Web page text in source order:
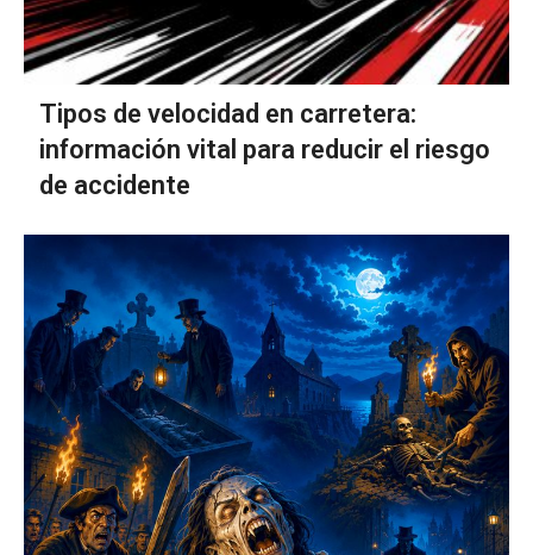
Tipos de velocidad en carretera:
información vital para reducir el riesgo
de accidente